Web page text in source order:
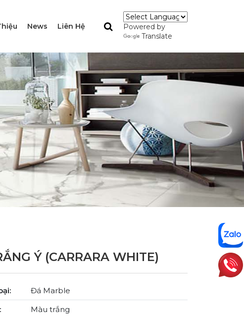
News Liên Hệ
Powered by
Translate
Ý (CARRARA WHITE)
Đá Marble
Màu trắng